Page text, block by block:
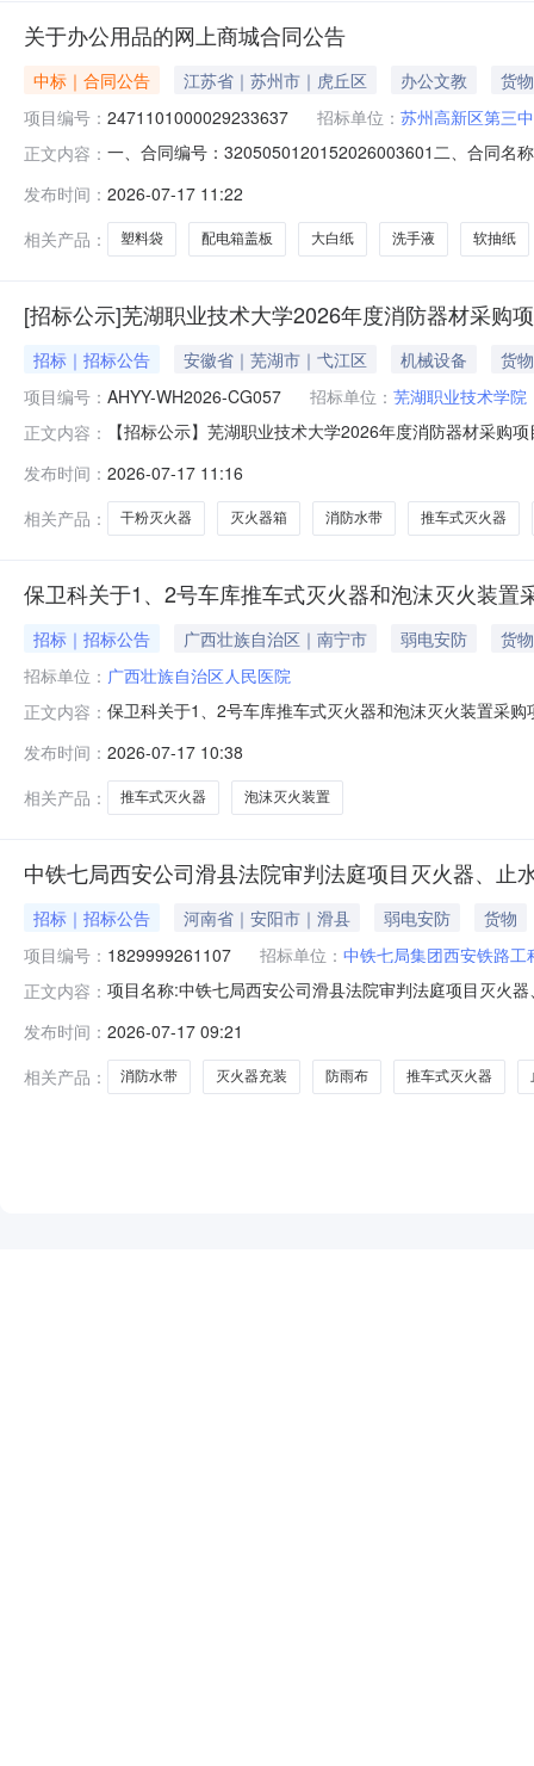
关于办公用品的网上商城合同公告
中标｜合同公告 江苏省｜苏州市｜虎丘区 办公文教
货物
项目编号： 2471101000029233637 招标单位： 苏州高新区第三
正文内容： 一、合同编号：3205050120152026003601二、合同名
武区珠江路88号新世界中心A座9楼908联系方式：
发布时间： 2026-07-17 11:22
相关产品：
塑料袋 配电箱盖板 大白纸 洗手液 软抽纸
[招标公示]芜湖职业技术大学2026年度消防器材采购
招标｜招标公告 安徽省｜芜湖市｜弋江区 机械设备
货物
项目编号： AHYY-WH2026-CG057 招标单位： 芜湖职业技术学院
正文内容：
【招标公示】芜湖职业技术大学2026年度消防器材采购
2026年度消防器材采购项目预算金额：220000元最高限
发布时间： 2026-07-17 11:16
相关产品：
干粉灭火器 灭火器箱 消防水带 推车式灭火器
保卫科关于1、2号车库推车式灭火器和泡沫灭火装置
招标｜招标公告 广西壮族自治区｜南宁市 弱电安防
货物
招标单位： 广西壮族自治区人民医院
正文内容： 保卫科关于1、2号车库推车式灭火器和泡沫灭火装置采
三、报名材料及时间1、营业执照、资质证明文件复印件
系电话、邮箱等联系方式）3、报名时
发布时间： 2026-07-17 10:38
相关产品：
推车式灭火器 泡沫灭火装置
中铁七局西安公司滑县法院审判法庭项目灭火器、止
招标｜招标公告 河南省｜安阳市｜滑县 弱电安防
货物
项目编号： 1829999261107 招标单位： 中铁七局集团西安铁路工
正文内容： 项目名称:中铁七局西安公司滑县法院审判法庭项目灭火
涛监督方联系电话:029****56052结算与发票信息结算方
发布时间： 2026-07-17 09:21
相关产品：
消防水带 灭火器充装 防雨布 推车式灭火器